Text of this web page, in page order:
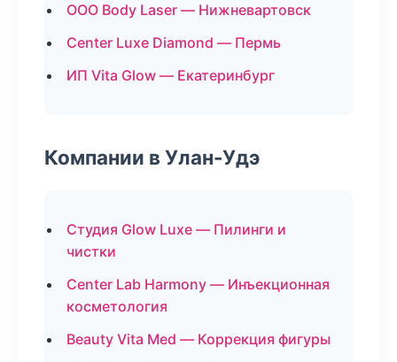
ООО Body Laser — Нижневартовск
Center Luxe Diamond — Пермь
ИП Vita Glow — Екатеринбург
Компании в Улан-Удэ
Студия Glow Luxe — Пилинги и
чистки
Center Lab Harmony — Инъекционная
косметология
Beauty Vita Med — Коррекция фигуры